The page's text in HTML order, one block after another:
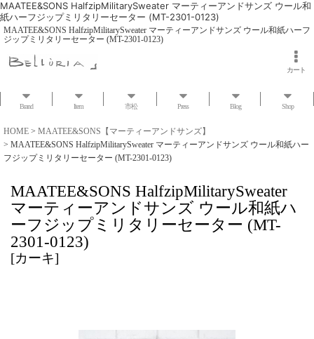
MAATEE&SONS HalfzipMilitarySweater マーティーアンドサンズ ウール和
紙ハーフジップミリタリーセーター (MT-2301-0123)
MAATEE&SONS HalfzipMilitarySweater マーティーアンドサンズ ウール和紙ハーフ
ジップミリタリーセーター (MT-2301-0123)
カート
Brand Item 市松 Press Blog Shop
HOME > MAATEE&SONS【マーティーアンドサンズ】
> MAATEE&SONS HalfzipMilitarySweater マーティーアンドサンズ ウール和紙ハー
フジップミリタリーセーター (MT-2301-0123)
MAATEE&SONS HalfzipMilitarySweater
マーティーアンドサンズ ウール和紙ハ
ーフジップミリタリーセーター (MT-
2301-0123)
[カーキ]